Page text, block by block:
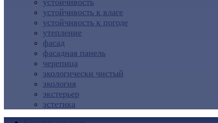
устойчивость
устойчивость к влаге
устойчивость к погоде
утепление
фасад
фасадная панель
черепица
экологически чистый
экология
экстерьер
эстетика